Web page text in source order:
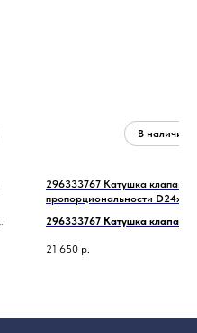
296333767 Катушка клапана
пропорциональности
296333767 Катушка клапана
D40x45S3
21 650 р.